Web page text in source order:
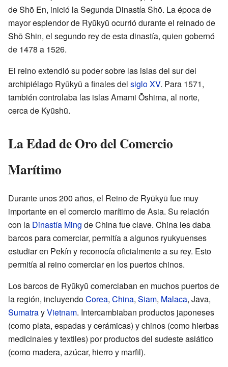
de Shō En, inició la Segunda Dinastía Shō. La época de
mayor esplendor de Ryūkyū ocurrió durante el reinado de
Shō Shin, el segundo rey de esta dinastía, quien gobernó
de 1478 a 1526.
El reino extendió su poder sobre las islas del sur del
archipiélago Ryūkyū a finales del siglo XV. Para 1571,
también controlaba las islas Amami Ōshima, al norte,
cerca de Kyūshū.
La Edad de Oro del Comercio
Marítimo
Durante unos 200 años, el Reino de Ryūkyū fue muy
importante en el comercio marítimo de Asia. Su relación
con la Dinastía Ming de China fue clave. China les daba
barcos para comerciar, permitía a algunos ryukyuenses
estudiar en Pekín y reconocía oficialmente a su rey. Esto
permitía al reino comerciar en los puertos chinos.
Los barcos de Ryūkyū comerciaban en muchos puertos de
la región, incluyendoCorea, China, Siam, Malaca, Java,
SumatrayVietnam. Intercambiaban productos japoneses
(como plata, espadas y cerámicas) y chinos (como hierbas
medicinales y textiles) por productos del sudeste asiático
(como madera, azúcar, hierro y marfil).